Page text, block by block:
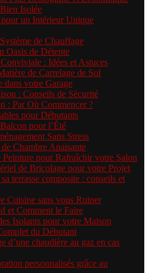
Isolée
un Intérieur Unique
de Chauffage
Oasis de Détente
: Idées et Astuces
de Carrelage de Sol
dans votre Garage
: Conseils de Sécurité
: Par Où Commencer ?
pour Débutants
pour l’Été
Sans Stress
Chambre Apaisante
pour Rafraîchir votre Salon
de Bricolage pour votre Projet
terrasse composite : conseils et
Cuisine sans vous Ruiner
et Comment le Faire
Isolants pour votre Maison
du Débutant
d’une chaudière au gaz en cas
personnalisés grâce au